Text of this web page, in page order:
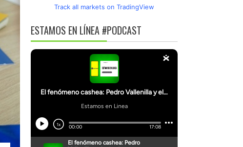
Track all markets on TradingView
ESTAMOS EN LÍNEA #PODCAST